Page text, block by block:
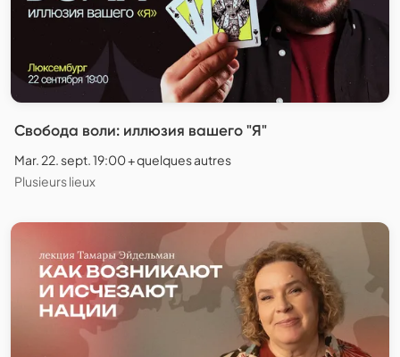
Свобода воли: иллюзия вашего "Я"
Mar. 22. sept. 19:00 + quelques autres
Plusieurs lieux